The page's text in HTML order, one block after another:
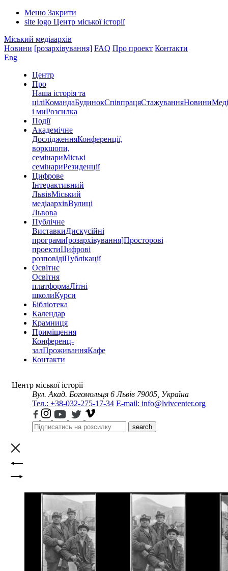
Меню Закрити
site logo Центр міської історії
Міський медіаархів
Новини [розархівування] FAQ Про проект Контакти
Eng
Центр
Про
Наша історія та
ціліКомандаБудинокСпівпрацяСтажуванняНовини
і миРозсилка
Події
Академічне
ДослідженняКонференції,
воркшопи,
семінариМіські
семінариРезиденції
Цифрове
Інтерактивний
ЛьвівМіський
медіаархівВулиці
Львова
Публічне
ВиставкиДискусійні
програми[розархівування]Просторові
проектиЦифрові
розповідіПублікації
Освітнє
Освітня
платформаЛітні
школиКурси
Бібліотека
Календар
Крамниця
Приміщення
Конференц-
залПроживанняКафе
Контакти
Центр міської історії
Вул. Акад. Богомольця 6 Львів 79005, Україна
Тел.: +38-032-275-17-34 E-mail: info@lvivcenter.org
search